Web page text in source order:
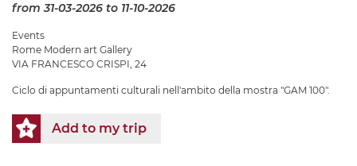
from 31-03-2026 to 11-10-2026
Events
Rome Modern art Gallery
VIA FRANCESCO CRISPI, 24
Ciclo di appuntamenti culturali nell'ambito della mostra "GAM 100".
Add to my trip